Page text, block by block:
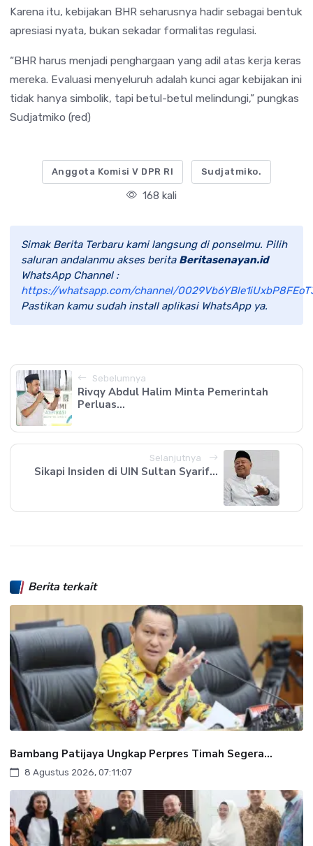
Karena itu, kebijakan BHR seharusnya hadir sebagai bentuk
apresiasi nyata, bukan sekadar formalitas regulasi.
“BHR harus menjadi penghargaan yang adil atas kerja keras
mereka. Evaluasi menyeluruh adalah kunci agar kebijakan ini
tidak hanya simbolik, tapi betul-betul melindungi,” pungkas
Sudjatmiko (red)
Anggota Komisi V DPR RI Sudjatmiko.
168 kali
Simak Berita Terbaru kami langsung di ponselmu. Pilih
saluran andalanmu akses berita Beritasenayan.id
WhatsApp Channel :
https://whatsapp.com/channel/
Pastikan kamu sudah install aplikasi WhatsApp ya.
Sebelumnya
Rivqy Abdul Halim Minta Pemerintah
Perluas...
Selanjutnya
Sikapi Insiden di UIN Sultan Syarif...
Berita terkait
Bambang Patijaya Ungkap Perpres Timah Segera...
8 Agustus 2026, 07:11:07